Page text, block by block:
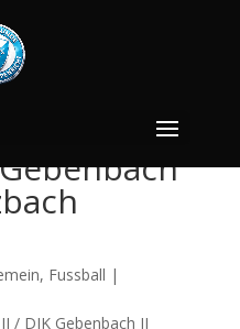
, Fussball |